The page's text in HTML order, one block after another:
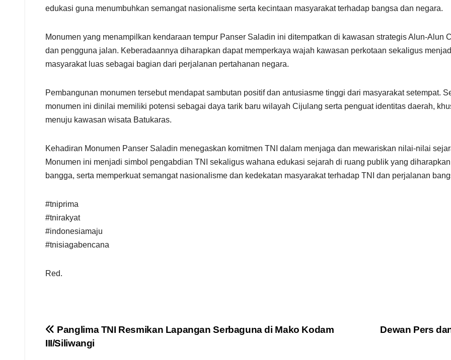
edukasi guna menumbuhkan semangat nasionalisme serta kecintaan masyarakat terhadap bangsa dan negara.
Monumen yang menampilkan kendaraan tempur Panser Saladin ini ditempatkan di kawasan strategis Alun-Alun
dan pengguna jalan. Keberadaannya diharapkan dapat memperkaya wajah kawasan perkotaan sekaligus
masyarakat luas sebagai bagian dari perjalanan pertahanan negara.
Pembangunan monumen tersebut mendapat sambutan positif dan antusiasme tinggi dari masyarakat setempat.
monumen ini dinilai memiliki potensi sebagai daya tarik baru wilayah Cijulang serta penguat identitas daerah,
menuju kawasan wisata Batukaras.
Kehadiran Monumen Panser Saladin menegaskan komitmen TNI dalam menjaga dan mewariskan nilai-nilai
Monumen ini menjadi simbol pengabdian TNI sekaligus wahana edukasi sejarah di ruang publik yang
bangga, serta memperkuat semangat nasionalisme dan kedekatan masyarakat terhadap TNI dan perjalanan
#tniprima
#tnirakyat
#indonesiamaju
#tnisiagabencana
Red.
Navigasi
Dewan Pers
Panglima TNI Resmikan Lapangan Serbaguna di Mako Kodam
III/Siliwangi